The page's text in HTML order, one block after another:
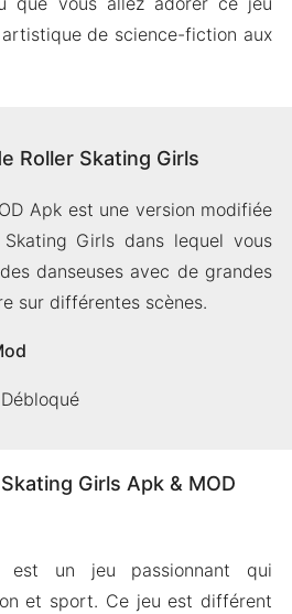
de science-fiction aux
Roller Skating Girls
Apk est une version modifiée
Girls dans lequel vous
danseuses avec de grandes
sur différentes scènes.
Girls Apk & MOD
est un jeu passionnant qui
et sport. Ce jeu est différent